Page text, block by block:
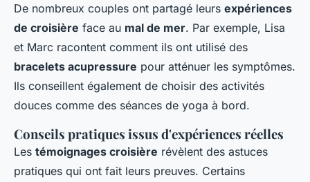
De nombreux couples ont partagé leurs expériences
de croisière face au mal de mer. Par exemple, Lisa
et Marc racontent comment ils ont utilisé des
bracelets acupressure pour atténuer les symptômes.
Ils conseillent également de choisir des activités
douces comme des séances de yoga à bord.
Conseils pratiques issus d'expériences réelles
Les témoignages croisière révèlent des astuces
pratiques qui ont fait leurs preuves. Certains